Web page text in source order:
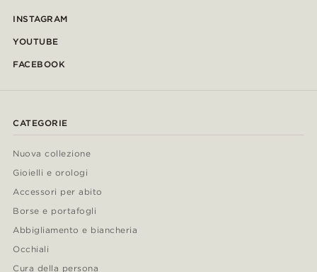
INSTAGRAM
YOUTUBE
FACEBOOK
CATEGORIE
Nuova collezione
Gioielli e orologi
Accessori per abito
Borse e portafogli
Abbigliamento e biancheria
Occhiali
Cura della persona